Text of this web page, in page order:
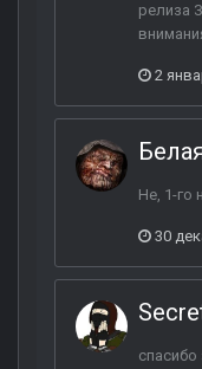
релиза
2
Не, 1-го
30